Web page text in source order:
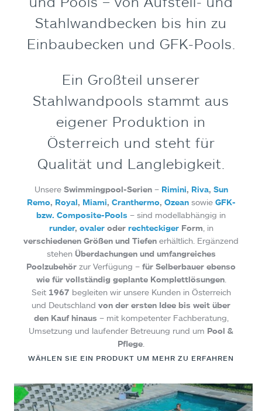
Stahlwandbecken bis hin zu
Einbaubecken und GFK-Pools.
Ein Großteil unserer
Stahlwandpools stammt aus
eigener Produktion in
Österreich und steht für
Qualität und Langlebigkeit.
Unsere Swimmingpool-Serien– Rimini, Riva, Sun
Remo, Royal, Miami, Cranthermo, Ozeansowie GFK-
bzw. Composite-Pools – sind modellabhängig in
runder, ovaleroder rechteckigerForm , in
verschiedenen Größen und Tiefen erhältlich. Ergänzend
stehen Überdachungen und umfangreiches
Poolzubehör zur Verfügung – für Selberbauer ebenso
wie für vollständig geplante Komplettlösungen.
Seit 1967 begleiten wir unsere Kunden in Österreich
und Deutschland von der ersten Idee bis weit über
den Kauf hinaus – mit kompetenter Fachberatung,
Umsetzung und laufender Betreuung rund um Pool &
Pflege
WÄHLEN SIE EIN PRODUKT UM MEHR ZU ERFAHREN